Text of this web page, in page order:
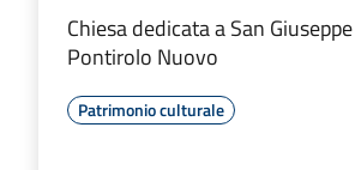
Chiesa dedicata a San
Pontirolo Nuovo
Patrimonio culturale